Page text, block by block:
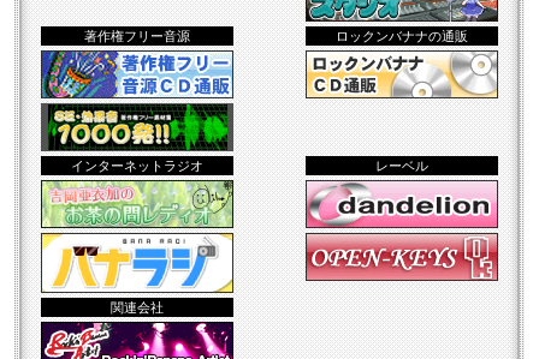
著作権フリー音源 ロックンバナナの通販
インターネットラジオ レーベル
関連会社